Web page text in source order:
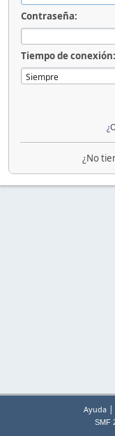
Contraseña:
Tiempo de conexión:
¿No
Ayuda |
SMF